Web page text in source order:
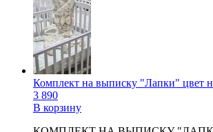
Комплект на выписку "Лапки" цвет
3 890
В корзину